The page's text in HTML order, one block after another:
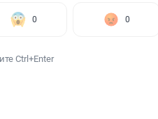
0 0
Ctrl+Enter